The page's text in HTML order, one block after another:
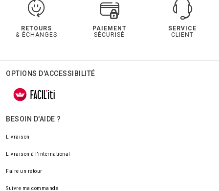
RETOURS
& ÉCHANGES
PAIEMENT
SÉCURISÉ
SERVICE
CLIENT
OPTIONS D'ACCESSIBILITÉ
BESOIN D'AIDE ?
Livraison
Livraison à l'international
Faire un retour
Suivre ma commande